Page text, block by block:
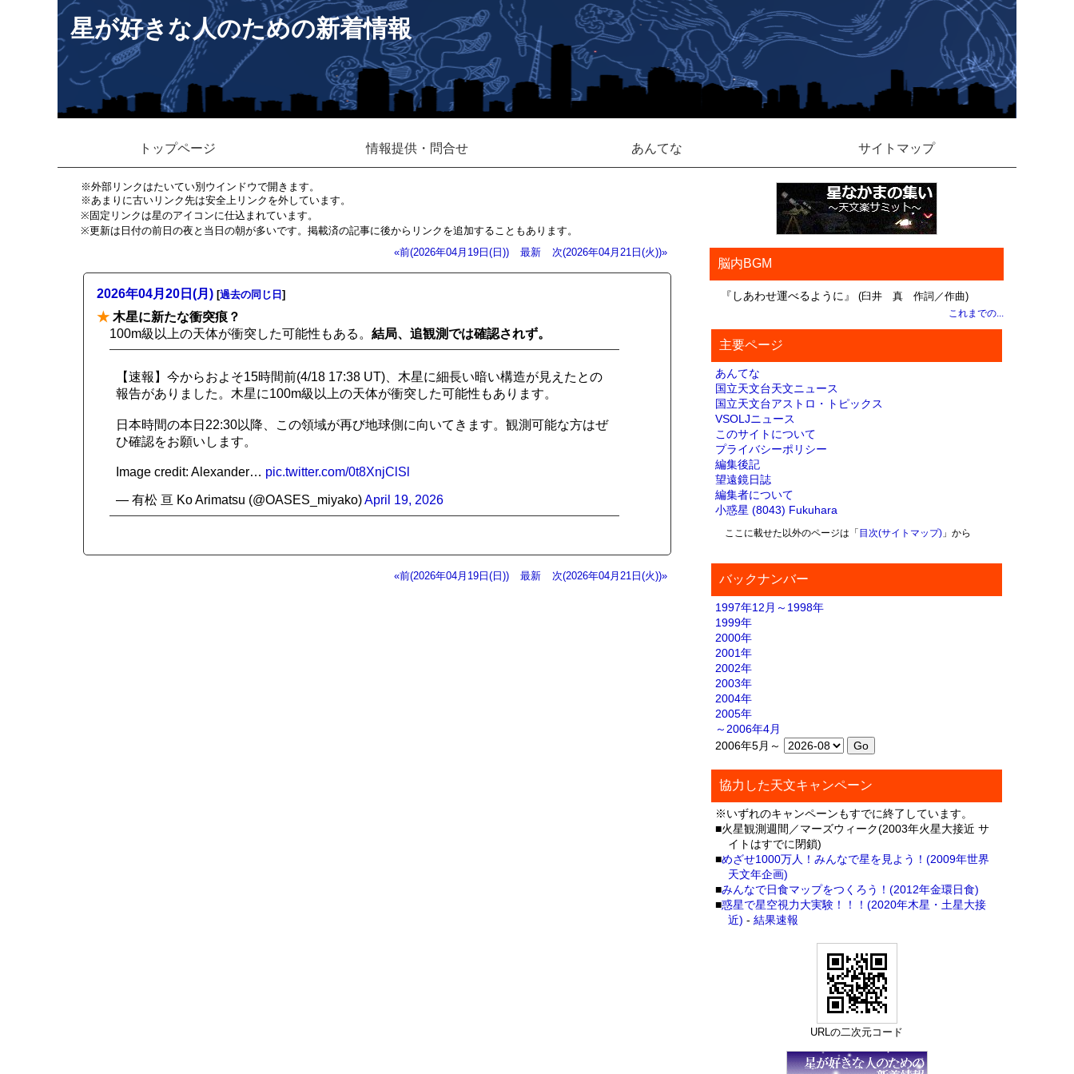
星が好きな人のための新着情報
トップページ 情報提供・問合せ あんてな サイトマップ
※外部リンクはたいてい別ウインドウで開きます。
※あまりに古いリンク先は安全上リンクを外しています。
※固定リンクは星のアイコンに仕込まれています。
※更新は日付の前日の夜と当日の朝が多いです。掲載済の記事に後からリンクを追加することもあります。
«前(2026年04月19日(日))
最新 次(2026年04月21日(火))»
2026年04月20日(月) [過去の同じ日 ]
★ 木星に新たな衝突痕？
100m級以上の天体が衝突した可能性もある。 結局、追観測では確認されず。
【速報】今からおよそ15時間前(4/18 17:38 UT)、木星に細長い暗い構造が見えたとの
報告がありました。木星に100m級以上の天体が衝突した可能性もあります。
日本時間の本日22:30以降、この領域が再び地球側に向いてきます。観測可能な方はぜ
ひ確認をお願いします。
Image credit: Alexander… pic.twitter.com/0t8XnjClSl
— 有松 亘 Ko Arimatsu (@OASES_miyako)April 19, 2026
«前(2026年04月19日(日)) 最新 次(2026年04月21日(火))»
脳内BGM
『しあわせ運べるように』 (臼井 真 作詞／作曲)
これまでの...
主要ページ
あんてな
国立天文台天文ニュース
国立天文台アストロ・トピックス
VSOLJニュース
このサイトについて
プライバシーポリシー
編集後記
望遠鏡日誌
編集者について
小惑星 (8043) Fukuhara
ここに載せた以外のページは「 目次(サイトマップ)」から
バックナンバー
1997年12月～1998年
1999年
2000年
2001年
2002年
2003年
2004年
2005年
～2006年4月
2006年5月～
協力した天文キャンペーン
※いずれのキャンペーンもすでに終了しています。
■火星観測週間／マーズウィーク(2003年火星大接近 サ
イトはすでに閉鎖)
■めざせ1000万人！みんなで星を見よう！(2009年世界
天文年企画)
■みんなで日食マップをつくろう！(2012年金環日食)
■惑星で星空視力大実験！！！(2020年木星・土星大接
近) -結果速報
URLの二次元コード